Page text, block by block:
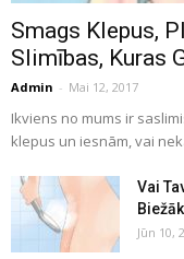
Smags Klepus,
Slimības, Kuras
Admin - Mai 12, 2017
Ikviens no mums ir
klepus un iesnām, vai
Vai
Jūn 10,